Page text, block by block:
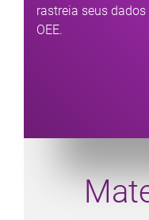
rastreia seus dados
OEE.